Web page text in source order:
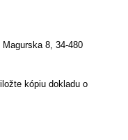
8, 34-480
kópiu dokladu o